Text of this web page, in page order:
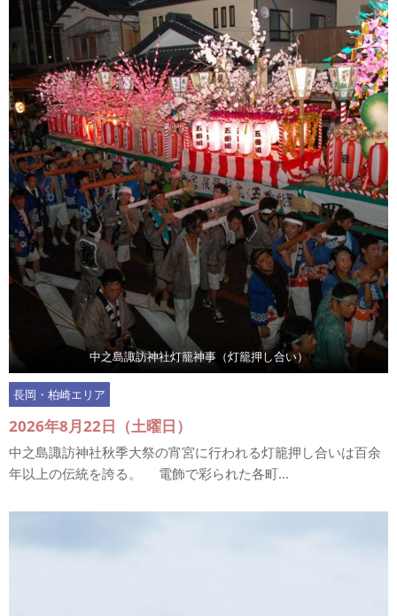
中之島諏訪神社灯籠神事（灯籠押し合い）
長岡・柏崎エリア
2026年8月22日（土曜日）
中之島諏訪神社秋季大祭の宵宮に行われる灯籠押し合いは百余
年以上の伝統を誇る。 電飾で彩られた各町...